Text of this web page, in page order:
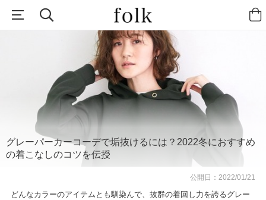
グレーパーカーコーデで垢抜けるには？2022冬におすすめ
の着こなしのコツを伝授
公開日：2022/01/21
どんなカラーのアイテムとも馴染んで、抜群の着回し力を誇るグレー